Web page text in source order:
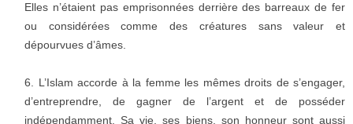
Elles n’étaient pas emprisonnées derrière des barreaux de fer
ou considérées comme des créatures sans valeur et
dépourvues d’âmes.
L’Islam accorde à la femme les mêmes droits de s’engager,
d’entreprendre, de gagner de l’argent et de posséder
indépendamment. Sa vie, ses biens, son honneur sont aussi